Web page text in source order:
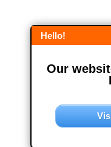
Hello!
Our